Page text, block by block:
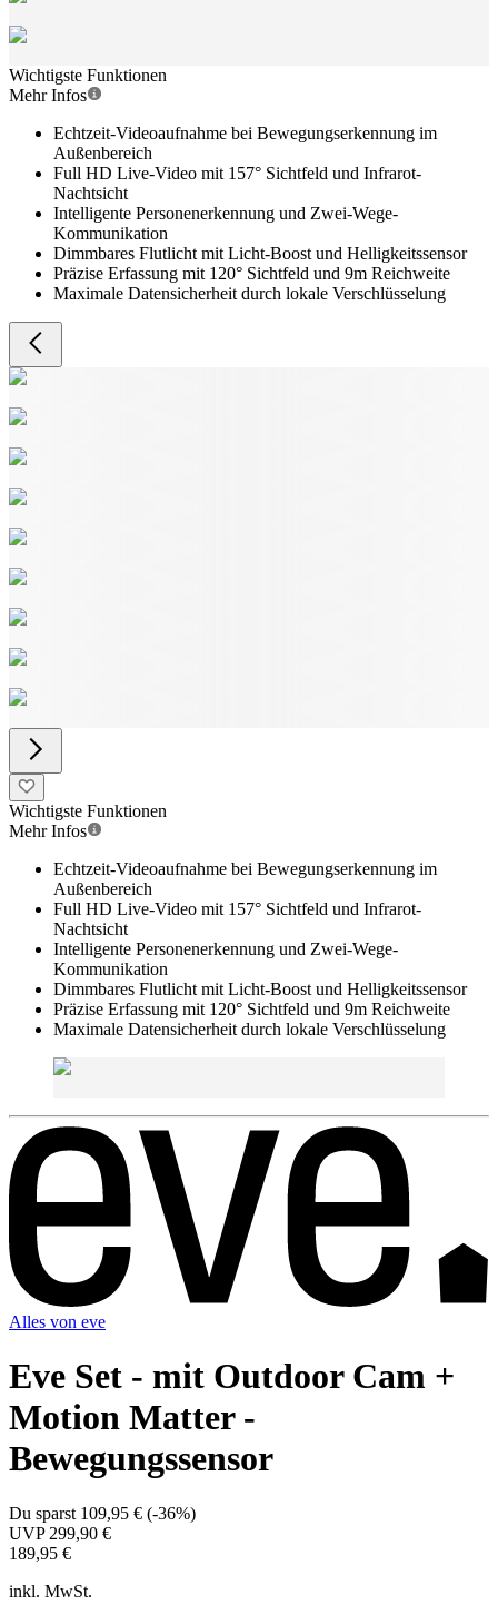
Wichtigste Funktionen
Mehr Infos
Echtzeit-Videoaufnahme bei Bewegungserkennung im
Außenbereich
Full HD Live-Video mit 157° Sichtfeld und Infrarot-
Nachtsicht
Intelligente Personenerkennung und Zwei-Wege-
Kommunikation
Dimmbares Flutlicht mit Licht-Boost und Helligkeitssensor
Präzise Erfassung mit 120° Sichtfeld und 9m Reichweite
Maximale Datensicherheit durch lokale Verschlüsselung
Wichtigste Funktionen
Mehr Infos
Echtzeit-Videoaufnahme bei Bewegungserkennung im
Außenbereich
Full HD Live-Video mit 157° Sichtfeld und Infrarot-
Nachtsicht
Intelligente Personenerkennung und Zwei-Wege-
Kommunikation
Dimmbares Flutlicht mit Licht-Boost und Helligkeitssensor
Präzise Erfassung mit 120° Sichtfeld und 9m Reichweite
Maximale Datensicherheit durch lokale Verschlüsselung
Alles von eve
Eve Set - mit Outdoor Cam +
Motion Matter -
Bewegungssensor
Du sparst 109,95 € (-36%)
UVP 299,90 €
189,95 €
inkl. MwSt.